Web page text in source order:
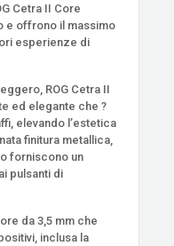
Cetra II Core
e offrono il massimo
esperienze di
ROG Cetra II
ed elegante che ?
elevando l’estetica
finitura metallica,
forniscono un
pulsanti di
da 3,5 mm che
inclusa la